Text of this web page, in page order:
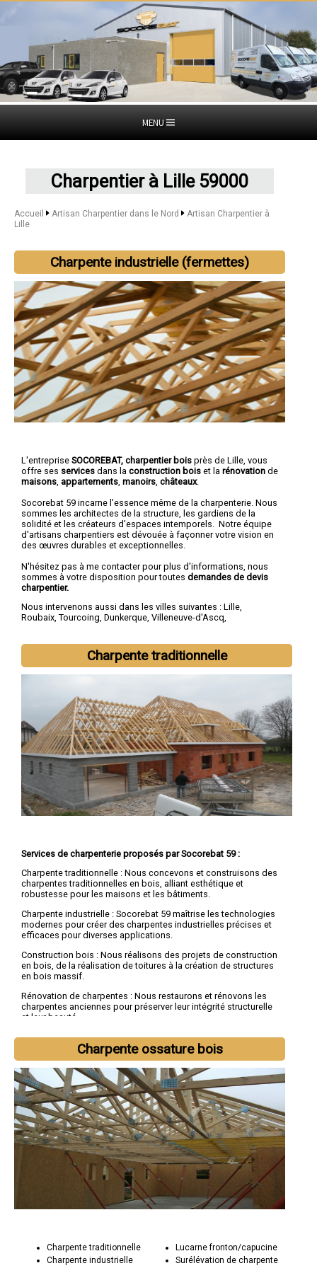
MENU
Charpentier à Lille 59000
Accueil Artisan Charpentier dans le Nord
Artisan Charpentier à
Lille
Charpente industrielle (fermettes)
L'entreprise SOCOREBAT, charpentier bois près de Lille, vous
offre ses services dans la construction bois et la rénovation de
maisons appartements manoirs châteaux.
Socorebat 59 incarne l'essence même de la charpenterie. Nous
sommes les architectes de la structure, les gardiens de la
solidité et les créateurs d'espaces intemporels. Notre équipe
d'artisans charpentiers est dévouée à façonner votre vision en
des œuvres durables et exceptionnelles.
N'hésitez pas à me contacter pour plus d'informations, nous
sommes à votre disposition pour toutes demandes de devis
charpentier.
Nous intervenons aussi dans les villes suivantes : Lille,
Roubaix, Tourcoing, Dunkerque, Villeneuve-d'Ascq,
Charpente traditionnelle
Services de charpenterie proposés par Socorebat 59 :
Charpente traditionnelle : Nous concevons et construisons des
charpentes traditionnelles en bois, alliant esthétique et
robustesse pour les maisons et les bâtiments.
Charpente industrielle : Socorebat 59 maîtrise les technologies
modernes pour créer des charpentes industrielles précises et
efficaces pour diverses applications.
Construction bois : Nous réalisons des projets de construction
en bois, de la réalisation de toitures à la création de structures
en bois massif.
Rénovation de charpentes : Nous restaurons et rénovons les
charpentes anciennes pour préserver leur intégrité structurelle
et leur beauté.
Pourquoi choisir Socorebat 59 pour vos besoins en
Métier authentique : Nous sommes fiers d'être des artisans
charpentiers passionnés par notre travail, engagés dans la
création de structures exceptionnelles.
Savoir-faire : Notre équipe possède une expertise approfondie
dans la charpenterie, alliant tradition et innovation.
Engagement envers la qualité : Socorebat 59 s'engage à fournir
des charpentes et des structures en bois de la plus haute
qualité, conçues pour durer des générations.
Charpente ossature bois
Charpente traditionnelle
Charpente industrielle
Lucarne fronton/capucine
Surélévation de charpente